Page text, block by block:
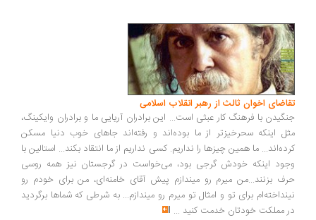
اخوان ثالث از رهبر انقلاب اسلامی
با فرهنگ کار عبثی است... این برادران آریایی ما و برادران وایکینگ،
اینکه سحرخیزتر از ما بوده‌اند و رفته‌اند جاهای خوب دنیا مسکن
ما همین چیزها را نداریم. کسی نداریم از ما انتقاد بکند... استالین با
اینکه خودش گرجی بود، می‌خواست در گرجستان نیز همه روسی
بزنند...من میرم رو میندازم پیش آقای خامنه‌ای، من برای خودم رو
برای تو و امثال تو میرم رو میندازم... به شرطی که شماها برگردید
مملکت خودتان خدمت کنید...